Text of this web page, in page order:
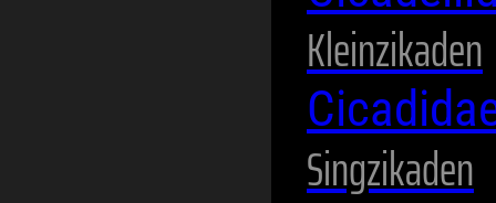
Kleinzikaden
Singzikaden